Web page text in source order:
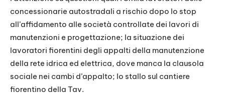
concessionarie autostradali a rischio dopo lo stop
all’affidamento alle società controllate dei lavori di
manutenzioni e progettazione; la situazione dei
lavoratori fiorentini degli appalti della manutenzione
della rete idrica ed elettrica, dove manca la clausola
sociale nei cambi d’appalto; lo stallo sul cantiere
fiorentino della Tav.